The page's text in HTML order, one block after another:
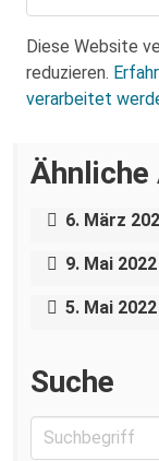
Diese Website
reduzieren.
verarbeitet
Neue
6. März
„Das ist
Interview
9. Mai 2022
Bitte
5. Mai 2022
Suche